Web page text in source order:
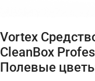
Vortex
CleanBox
Полевые